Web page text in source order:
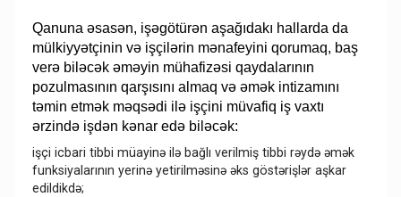
Qanuna əsasən, işəgötürən aşağıdakı hallarda da
mülkiyyətçinin və işçilərin mənafeyini qorumaq, baş
verə biləcək əməyin mühafizəsi qaydalarının
pozulmasının qarşısını almaq və əmək intizamını
təmin etmək məqsədi ilə işçini müvafiq iş vaxtı
ərzində işdən kənar edə biləcək:
işçi icbari tibbi müayinə ilə bağlı verilmiş tibbi rəydə əmək
funksiyalarının yerinə yetirilməsinə əks göstərişlər aşkar
edildikdə;